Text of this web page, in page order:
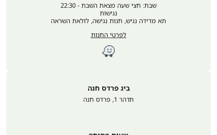
שבת: חצי שעה מצאת השבת - 22:30
נגישות
תא מדידה נגיש, חנות נגישה, לולאת השראה
לפרטי החנות
ביג פרדס חנה
תדהר 1 , פרדס חנה